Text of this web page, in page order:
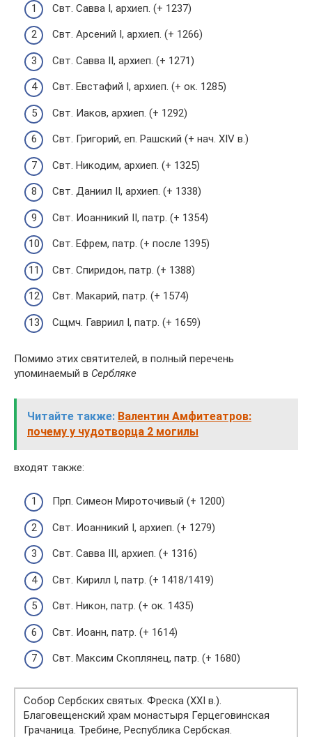
Свт. Савва I, архиеп. (+ 1237)
Свт. Арсений I, архиеп. (+ 1266)
Свт. Савва II, архиеп. (+ 1271)
Свт. Евстафий I, архиеп. (+ ок. 1285)
Свт. Иаков, архиеп. (+ 1292)
Свт. Григорий, еп. Рашский (+ нач. XIV в.)
Свт. Никодим, архиеп. (+ 1325)
Свт. Даниил II, архиеп. (+ 1338)
Свт. Иоанникий II, патр. (+ 1354)
Свт. Ефрем, патр. (+ после 1395)
Свт. Спиридон, патр. (+ 1388)
Свт. Макарий, патр. (+ 1574)
Сщмч. Гавриил I, патр. (+ 1659)
Помимо этих святителей, в полный перечень
упоминаемый в Сербляке
Читайте также: Валентин Амфитеатров:
почему у чудотворца 2 могилы
входят также:
Прп. Симеон Мироточивый (+ 1200)
Свт. Иоанникий I, архиеп. (+ 1279)
Свт. Савва III, архиеп. (+ 1316)
Свт. Кирилл I, патр. (+ 1418/1419)
Свт. Никон, патр. (+ ок. 1435)
Свт. Иоанн, патр. (+ 1614)
Свт. Максим Скоплянец, патр. (+ 1680)
Собор Сербских святых. Фреска (XXI в.).
Благовещенский храм монастыря Герцеговинская
Грачаница. Требине, Республика Сербская.